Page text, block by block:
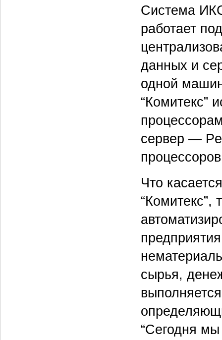
Система
работает
данных и
одной
“Комитекс”
сервер —
Что
“Комитекс”,
сырья,
“Сегодня